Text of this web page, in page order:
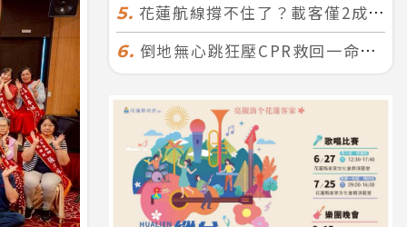
5. 花蓮航線撐不住了？載客僅2成、年虧7000萬 華信喊：真的快飛不下去
6. 倒地無心跳狂壓CPR救回一命！警手傷撕裂仍不放手 竟救到藝人何篤霖哥哥